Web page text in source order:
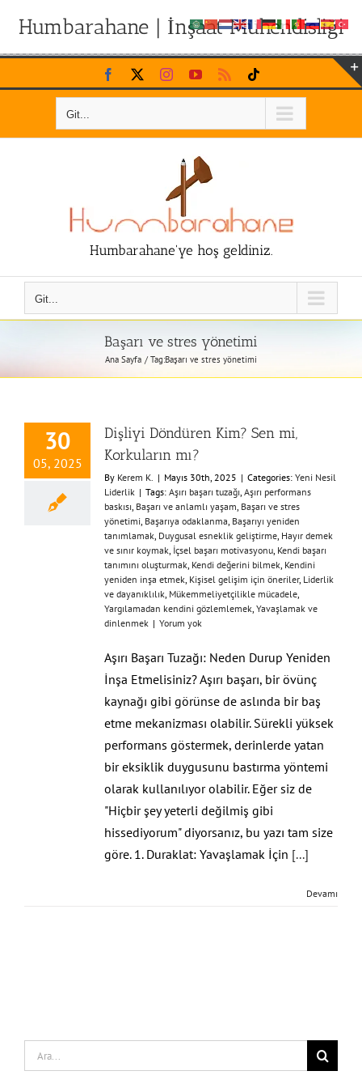
Humbarahane | İnşaat Mühendisliği
Skip
to
Facebook InstagramYouTubeRss
Git...
Humbarahane'ye hoş geldiniz.
Git...
Başarı ve stres yönetimi
Ana Sayfa Tag:Başarı ve stres yönetimi
30
05, 2025
Dişliyi Döndüren Kim? Sen mi,
Korkuların mı?
By Kerem K. | Mayıs 30th, 2025 | Categories: Yeni Nesil
Liderlik | Tags: Aşırı başarı tuzağı, Aşırı performans
baskısı, Başarı ve anlamlı yaşam, Başarı ve stres
yönetimi, Başarıya odaklanma, Başarıyı yeniden
tanımlamak, Duygusal esneklik geliştirme, Hayır demek
ve sınır koymak, İçsel başarı motivasyonu, Kendi başarı
tanımını oluşturmak, Kendi değerini bilmek, Kendini
yeniden inşa etmek, Kişisel gelişim için öneriler, Liderlik
ve dayanıklılık, Mükemmeliyetçilikle mücadele,
Yargılamadan kendini gözlemlemek, Yavaşlamak ve
dinlenmek | Yorum yok
Aşırı Başarı Tuzağı: Neden Durup Yeniden
İnşa Etmelisiniz? Aşırı başarı, bir övünç
kaynağı gibi görünse de aslında bir baş
etme mekanizması olabilir. Sürekli yüksek
performans göstermek, derinlerde yatan
bir eksiklik duygusunu bastırma yöntemi
olarak kullanılıyor olabilir. Eğer siz de
"Hiçbir şey yeterli değilmiş gibi
hissediyorum" diyorsanız, bu yazı tam size
göre. 1. Duraklat: Yavaşlamak İçin [...]
Devamı
Search
for: